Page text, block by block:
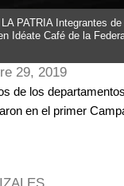
PATRIA Integrantes
Idéate Café de la
29, 2019
de los
en el primer